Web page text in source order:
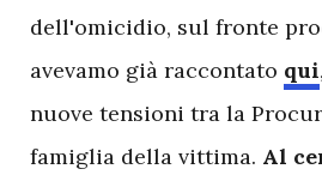
dell'omicidio, sul fronte
avevamo già raccontato qui
nuove tensioni tra la
famiglia della vittima. Al